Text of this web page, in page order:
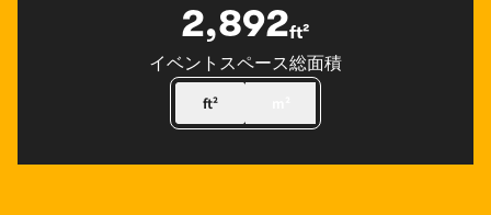
2,892ft²
ft²
イベントスペース総面積
ft²